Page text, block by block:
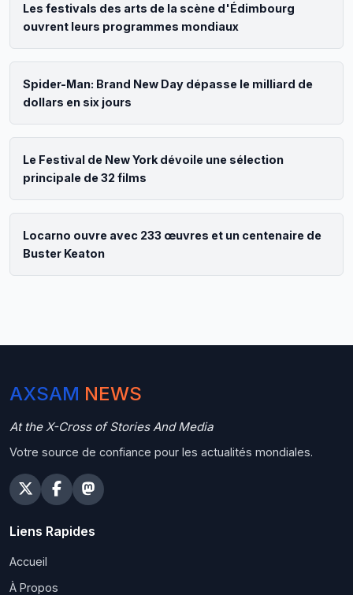
Les festivals des arts de la scène d'Édimbourg
ouvrent leurs programmes mondiaux
Spider-Man: Brand New Day dépasse le milliard de
dollars en six jours
Le Festival de New York dévoile une sélection
principale de 32 films
Locarno ouvre avec 233 œuvres et un centenaire de
Buster Keaton
AXSAM NEWS
At the X-Cross of Stories And Media
Votre source de confiance pour les actualités mondiales.
Liens Rapides
Accueil
À Propos